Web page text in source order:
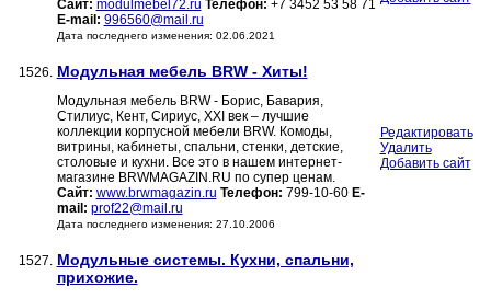
Сайт: modulmebel72.ru Телефон: +7 3452 53 58 71
E-mail: 996560@mail.ru
Дата последнего изменения: 02.06.2021
1526. Модульная мебель BRW - Хиты!
Модульная мебель BRW - Борис, Бавария,
Стилиус, Кент, Сириус, XXI век – лучшие
коллекции корпусной мебели BRW. Комоды,
витрины, кабинеты, спальни, стенки, детские,
столовые и кухни. Все это в нашем интернет-
магазине BRWMAGAZIN.RU по супер ценам.
Сайт: www.brwmagazin.ru Телефон: 799-10-60 E-
mail: prof22@mail.ru
Дата последнего изменения: 27.10.2006
Редактировать
Удалить
Добавить сайт
1527. Модульные системы. Кухни, спальни,
прихожие.